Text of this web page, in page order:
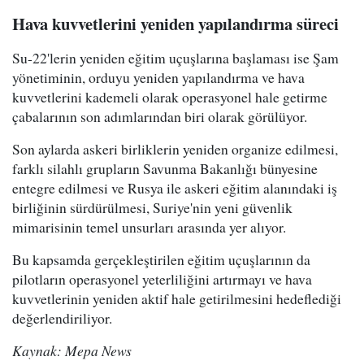
Hava kuvvetlerini yeniden yapılandırma süreci
Su-22'lerin yeniden eğitim uçuşlarına başlaması ise Şam
yönetiminin, orduyu yeniden yapılandırma ve hava
kuvvetlerini kademeli olarak operasyonel hale getirme
çabalarının son adımlarından biri olarak görülüyor.
Son aylarda askeri birliklerin yeniden organize edilmesi,
farklı silahlı grupların Savunma Bakanlığı bünyesine
entegre edilmesi ve Rusya ile askeri eğitim alanındaki iş
birliğinin sürdürülmesi, Suriye'nin yeni güvenlik
mimarisinin temel unsurları arasında yer alıyor.
Bu kapsamda gerçekleştirilen eğitim uçuşlarının da
pilotların operasyonel yeterliliğini artırmayı ve hava
kuvvetlerinin yeniden aktif hale getirilmesini hedeflediği
değerlendiriliyor.
Kaynak: Mepa News